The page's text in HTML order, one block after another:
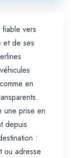
fiable vers
et de ses
en
une prise en
depuis
:
ou adresse